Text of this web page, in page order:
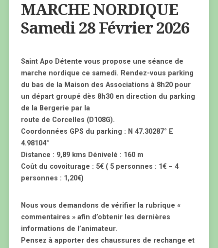
MARCHE NORDIQUE
Samedi 28 Février 2026
Saint Apo Détente vous propose une séance de
marche nordique ce samedi. Rendez-vous parking
du bas de la Maison des Associations à 8h20 pour
un départ groupé dès 8h30 en direction du parking
de la Bergerie par la
route de Corcelles (D108G).
Coordonnées GPS du parking : N 47.30287° E
4.98104°
Distance : 9,89 kms Dénivelé : 160 m
Coût du covoiturage : 5€ ( 5 personnes : 1€ – 4
personnes : 1,20€)
Nous vous demandons de vérifier la rubrique «
commentaires » afin d’obtenir les dernières
informations de l’animateur.
Pensez à apporter des chaussures de rechange et